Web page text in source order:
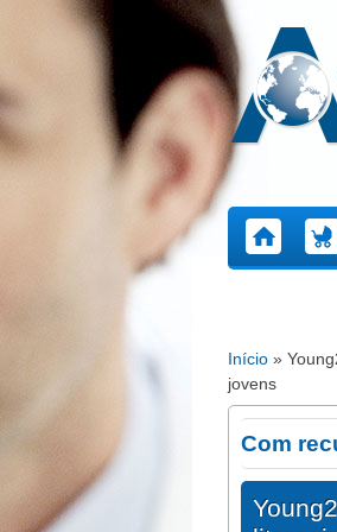
Atlas da
Está aqui
Início »
jovens
Com